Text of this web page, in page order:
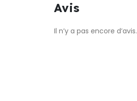
Avis
Il n’y a pas encore d’avis.